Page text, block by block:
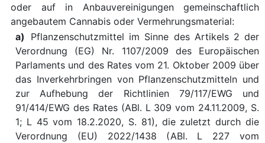
oder auf in Anbauvereinigungen gemeinschaftlich
angebautem Cannabis oder Vermehrungsmaterial:
a)
Pflanzenschutzmittel im Sinne des Artikels 2 der
Verordnung (EG) Nr. 1107/2009 des Europäischen
Parlaments und des Rates vom 21. Oktober 2009 über
das Inverkehrbringen von Pflanzenschutzmitteln und
zur Aufhebung der Richtlinien 79/117/EWG und
91/414/EWG des Rates (ABl. L 309 vom 24.11.2009, S.
1; L 45 vom 18.2.2020, S. 81), die zuletzt durch die
Verordnung (EU) 2022/1438 (ABl. L 227 vom